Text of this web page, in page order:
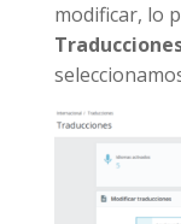
modificar, lo